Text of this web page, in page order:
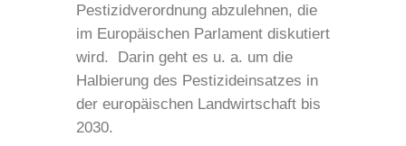
Pestizidverordnung abzulehnen, die
im Europäischen Parlament diskutiert
wird. Darin geht es u. a. um die
Halbierung des Pestizideinsatzes in
der europäischen Landwirtschaft bis
2030.